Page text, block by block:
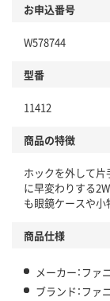
お申込番号
W578744
型番
11412
商品の特徴
ホックを外して
に早変わりする
も眼鏡ケースや小
商品仕様
メーカー：ファ
ブランド：ファ